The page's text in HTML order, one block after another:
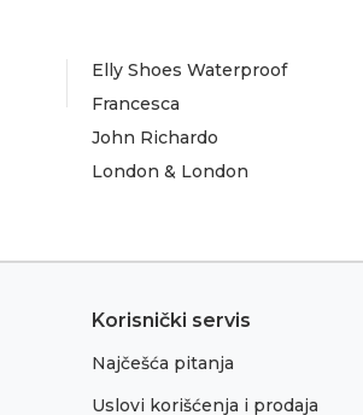
Elly Shoes Waterproof
Francesca
John Richardo
London & London
Korisnički servis
Najčešća pitanja
Uslovi korišćenja i prodaja